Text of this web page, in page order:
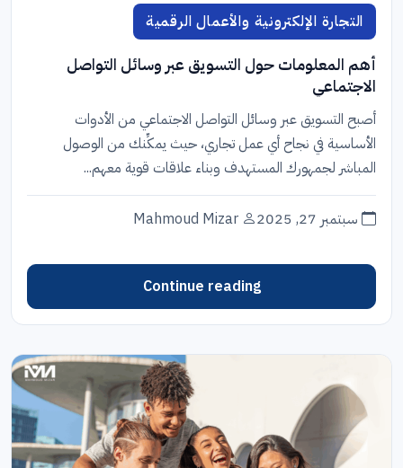
التجارة الإلكترونية والأعمال الرقمية
أهم المعلومات حول التسويق عبر وسائل التواصل
الاجتماعي
أصبح التسويق عبر وسائل التواصل الاجتماعي من الأدوات
الأساسية في نجاح أي عمل تجاري، حيث يمكِّنك من الوصول
المباشر لجمهورك المستهدف وبناء علاقات قوية معهم...
سبتمبر 27, 2025
Continue reading